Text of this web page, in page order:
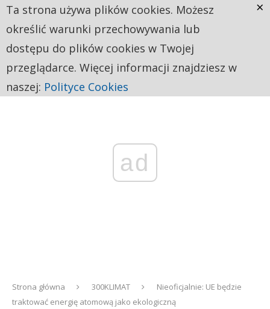
ad
Strona główna 300KLIMAT
Nieoficjalnie: UE będzie
traktować energię atomową jako ekologiczną
Ta strona używa plików cookies. Możesz
określić warunki przechowywania lub
dostępu do plików cookies w Twojej
przeglądarce. Więcej informacji znajdziesz w
naszej: Polityce Cookies
×